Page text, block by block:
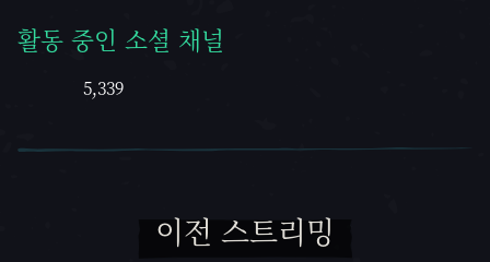
활동 중인 소셜 채널
5,339
이전 스트리밍